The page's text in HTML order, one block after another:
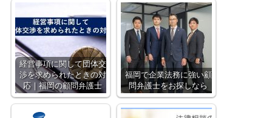
経営事項に関して団体交
渉を求められたときの対
応｜福岡の顧問弁護士
福岡で企業法務に強い顧
問弁護士をお探しなら